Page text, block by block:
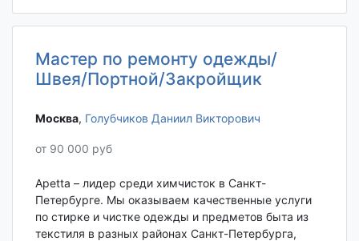
Мастер по ремонту одежды/
Швея/Портной/Закройщик
Москва‎, Голубчиков Даниил Викторович
от 90 000 руб
Apetta – лидер среди химчисток в Санкт-
Петербурге. Мы оказываем качественные услуги
по стирке и чистке одежды и предметов быта из
текстиля в разных районах Санкт-Петербурга,